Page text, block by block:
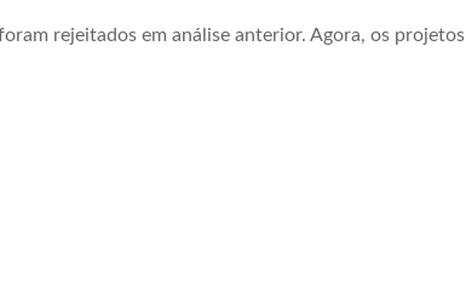
rejeitados em análise anterior. Agora, os projetos